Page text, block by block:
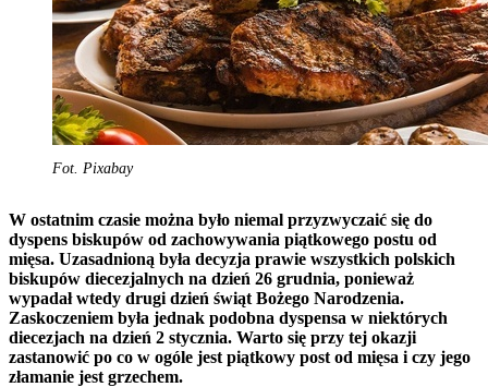
Fot. Pixabay
W ostatnim czasie można było niemal przyzwyczaić się do
dyspens biskupów od zachowywania piątkowego postu od
mięsa. Uzasadnioną była decyzja prawie wszystkich polskich
biskupów diecezjalnych na dzień 26 grudnia, ponieważ
wypadał wtedy drugi dzień świąt Bożego Narodzenia.
Zaskoczeniem była jednak podobna dyspensa w niektórych
diecezjach na dzień 2 stycznia. Warto się przy tej okazji
zastanowić po co w ogóle jest piątkowy post od mięsa i czy jego
złamanie jest grzechem.